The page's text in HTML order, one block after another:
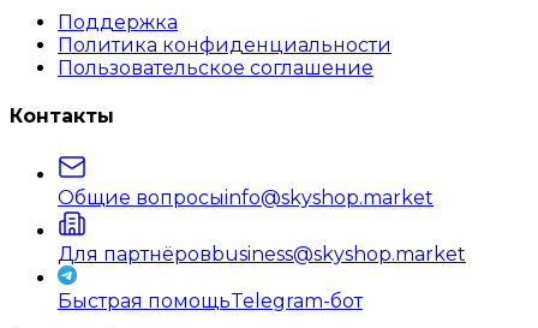
Поддержка
Политика конфиденциальности
Пользовательское соглашение
Контакты
Общие вопросыinfo@skyshop.market
Для партнёровbusiness@skyshop.market
Быстрая помощьTelegram-бот